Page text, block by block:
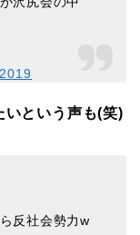
いという声も(笑)
反社会勢力w